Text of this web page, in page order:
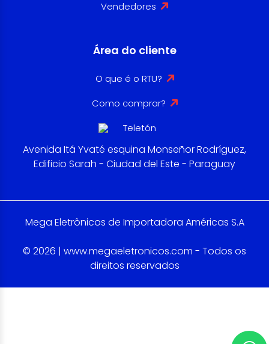
Vendedores
Área do cliente
O que é o RTU?
Como comprar?
Avenida Itá Yvaté esquina Monseñor Rodríguez,
Edificio Sarah - Ciudad del Este - Paraguay
Mega Eletrônicos de Importadora Américas S.A
© 2026 | www.megaeletronicos.com - Todos os
direitos reservados